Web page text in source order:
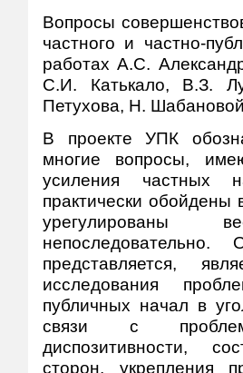
Вопросы
частного и частно-
работах А.С.
С.И. Катькало, В.З.
Петухова, Н.
В проекте УПК
многие вопросы,
усиления частных
практически обойдены
урегулированы
представляется,
исследования
публичных начал в
связи с
диспозитивности,
сторон, укрепления